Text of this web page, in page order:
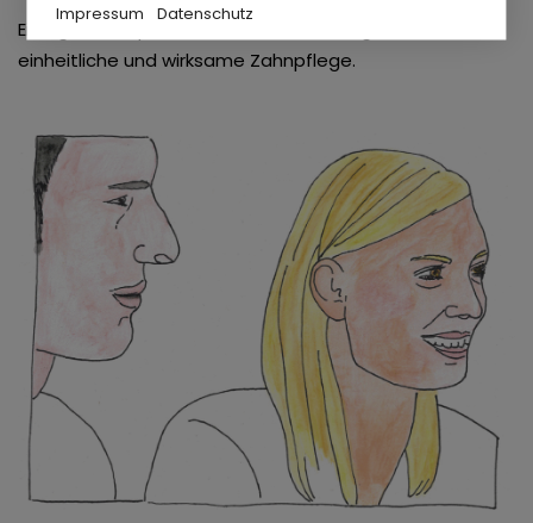
Impressum Datenschutz
Eine gute Absprache mit den Eltern sorgt für eine
einheitliche und wirksame Zahnpflege.